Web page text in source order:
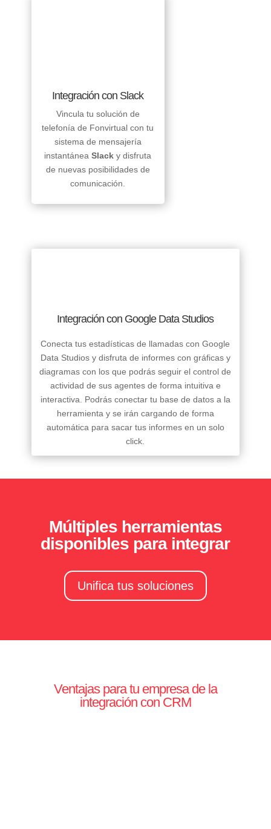
Integración con Slack
Vincula tu solución de
telefonía de Fonvirtual con tu
sistema de mensajería
instantáneaSlack y disfruta
de nuevas posibilidades de
comunicación.
Integración con Google Data Studios
Conecta tus estadísticas de llamadas con Google
Data Studios y disfruta de informes con gráficas y
diagramas con los que podrás seguir el control de
actividad de sus agentes de forma intuitiva e
interactiva. Podrás conectar tu base de datos a la
herramienta y se irán cargando de forma
automática para sacar tus informes en un solo
click.
Múltiples herramientas
disponibles para integrar
Unifica tus soluciones
Ventajas para tu empresa de la
integración con CRM